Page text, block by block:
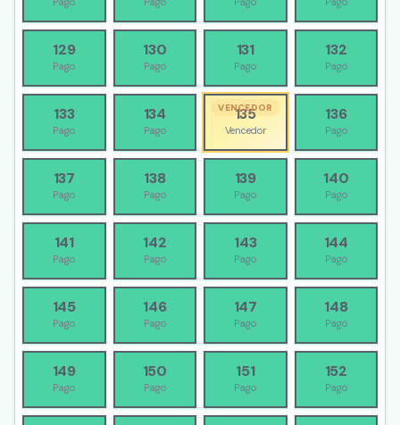
129
Pago
130
Pago
131
Pago
132
Pago
133
Pago
134
Pago
VENCEDOR
135
Vencedor
136
Pago
137
Pago
138
Pago
139
Pago
140
Pago
141
Pago
142
Pago
143
Pago
144
Pago
145
Pago
146
Pago
147
Pago
148
Pago
149
Pago
150
Pago
151
Pago
152
Pago